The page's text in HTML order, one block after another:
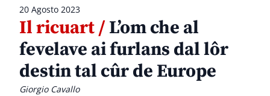
20 Agosto 2023
Il ricuart /L’om che al
fevelave ai furlans dal lôr
destin tal cûr de Europe
Giorgio Cavallo